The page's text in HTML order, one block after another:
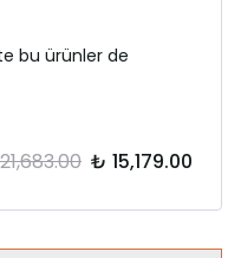
bu ürünler de
₺ 15,179.00